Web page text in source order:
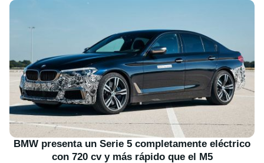
BMW presenta un Serie 5 completamente eléctrico
con 720 cv y más rápido que el M5